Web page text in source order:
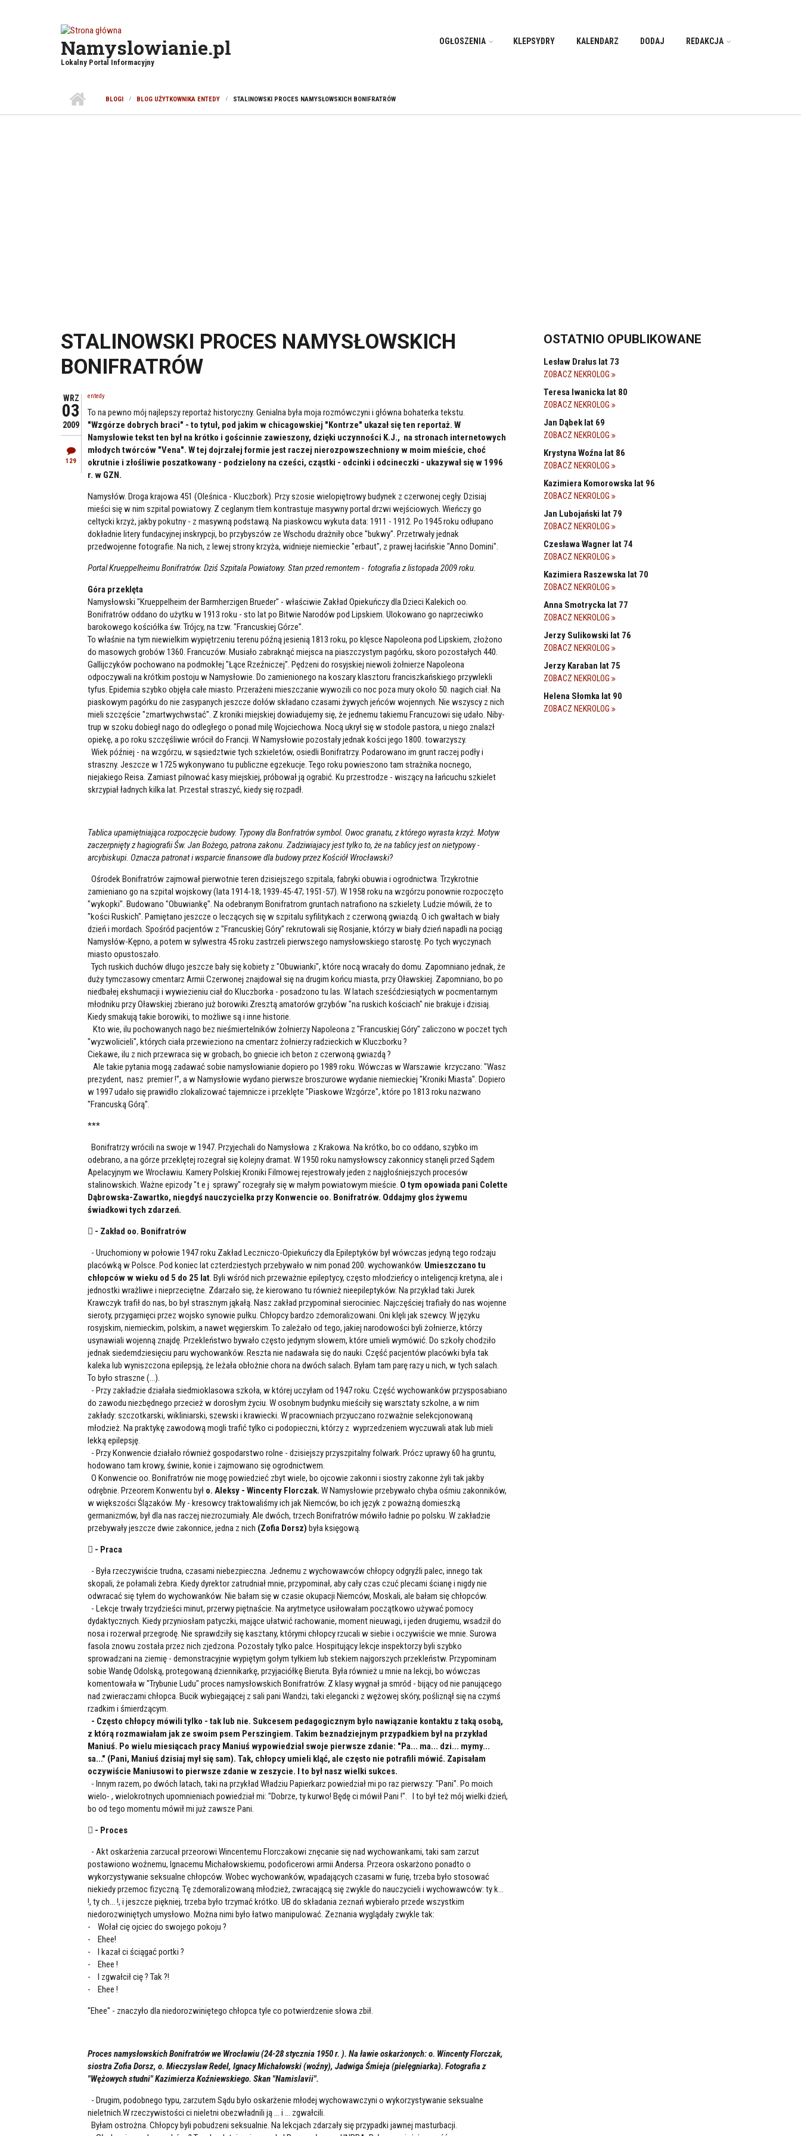
Namyslowianie.pl
Lokalny Portal Informacyjny
OGŁOSZENIA KLEPSYDRY KALENDARZ DODAJ REDAKCJA
BLOGI BLOG UŻYTKOWNIKA ENTEDY STALINOWSKI PROCES NAMYSŁOWSKICH BONIFRATRÓW
STALINOWSKI PROCES NAMYSŁOWSKICH
BONIFRATRÓW
WRZ
03
2009
129
entedy
To na pewno mój najlepszy reportaż historyczny. Genialna była moja rozmówczyni i główna bohaterka tekstu.
"Wzgórze dobrych braci" - to tytuł, pod jakim w chicagowskiej "Kontrze" ukazał się ten reportaż. W
Namysłowie tekst ten był na krótko i gościnnie zawieszony, dzięki uczynności K.J., na stronach internetowych
młodych twórców "Vena". W tej dojrzałej formie jest raczej nierozpowszechniony w moim mieście, choć
okrutnie i złośliwie poszatkowany - podzielony na cześci, cząstki - odcinki i odcineczki - ukazywał się w 1996
r. w GZN.
Namysłów. Droga krajowa 451 (Oleśnica - Kluczbork). Przy szosie wielopiętrowy budynek z czerwonej cegły. Dzisiaj
mieści się w nim szpital powiatowy. Z ceglanym tłem kontrastuje masywny portal drzwi wejściowych. Wieńczy go
celtycki krzyż, jakby pokutny - z masywną podstawą. Na piaskowcu wykuta data: 1911 - 1912. Po 1945 roku odłupano
dokładnie litery fundacyjnej inskrypcji, bo przybyszów ze Wschodu drażniły obce "bukwy". Przetrwały jednak
przedwojenne fotografie. Na nich, z lewej strony krzyża, widnieje niemieckie "erbaut", z prawej łacińskie "Anno Domini".
Portal Krueppelheimu Bonifratrów. Dziś Szpitala Powiatowy. Stan przed remontem - fotografia z listopada 2009 roku.
Góra przeklęta
Namysłowski "Krueppelheim der Barmherzigen Brueder" - właściwie Zakład Opiekuńczy dla Dzieci Kalekich oo.
Bonifratrów oddano do użytku w 1913 roku - sto lat po Bitwie Narodów pod Lipskiem. Ulokowano go naprzeciwko
barokowego kościółka św. Trójcy, na tzw. "Francuskiej Górze".
To właśnie na tym niewielkim wypiętrzeniu terenu późną jesienią 1813 roku, po klęsce Napoleona pod Lipskiem, złożono
do masowych grobów 1360. Francuzów. Musiało zabraknąć miejsca na piaszczystym pagórku, skoro pozostałych 440.
Gallijczyków pochowano na podmokłej "Łące Rzeźniczej". Pędzeni do rosyjskiej niewoli żołnierze Napoleona
odpoczywali na krótkim postoju w Namysłowie. Do zamienionego na koszary klasztoru franciszkańskiego przywlekli
tyfus. Epidemia szybko objęła całe miasto. Przerażeni mieszczanie wywozili co noc poza mury około 50. nagich ciał. Na
piaskowym pagórku do nie zasypanych jeszcze dołów składano czasami żywych jeńców wojennych. Nie wszyscy z nich
mieli szczęście "zmartwychwstać". Z kroniki miejskiej dowiadujemy się, że jednemu takiemu Francuzowi się udało. Niby-
trup w szoku dobiegł nago do odległego o ponad milę Wojciechowa. Nocą ukrył się w stodole pastora, u niego znalazł
opiekę, a po roku szczęśliwie wrócił do Francji. W Namysłowie pozostały jednak kości jego 1800. towarzyszy.
Wiek później - na wzgórzu, w sąsiedztwie tych szkieletów, osiedli Bonifratrzy. Podarowano im grunt raczej podły i
straszny. Jeszcze w 1725 wykonywano tu publiczne egzekucje. Tego roku powieszono tam strażnika nocnego,
niejakiego Reisa. Zamiast pilnować kasy miejskiej, próbował ją ograbić. Ku przestrodze - wiszący na łańcuchu szkielet
skrzypiał ładnych kilka lat. Przestał straszyć, kiedy się rozpadł.
Tablica upamiętniająca rozpoczęcie budowy. Typowy dla Bonfratrów symbol. Owoc granatu, z którego wyrasta krzyż. Motyw
zaczerpnięty z hagiografii Św. Jan Bożego, patrona zakonu. Zadziwiajacy jest tylko to, że na tablicy jest on nietypowy -
arcybiskupi. Oznacza patronat i wsparcie finansowe dla budowy przez Kościół Wrocławski?
Ośrodek Bonifratrów zajmował pierwotnie teren dzisiejszego szpitala, fabryki obuwia i ogrodnictwa. Trzykrotnie
zamieniano go na szpital wojskowy (lata 1914-18; 1939-45-47; 1951-57). W 1958 roku na wzgórzu ponownie rozpoczęto
"wykopki". Budowano "Obuwiankę". Na odebranym Bonifratrom gruntach natrafiono na szkielety. Ludzie mówili, że to
"kości Ruskich". Pamiętano jeszcze o leczących się w szpitalu syfilitykach z czerwoną gwiazdą. O ich gwałtach w biały
dzień i mordach. Spośród pacjentów z "Francuskiej Góry" rekrutowali się Rosjanie, którzy w biały dzień napadli na pociąg
Namysłów-Kępno, a potem w sylwestra 45 roku zastrzeli pierwszego namysłowskiego starostę. Po tych wyczynach
miasto opustoszało.
Tych ruskich duchów długo jeszcze bały się kobiety z "Obuwianki", które nocą wracały do domu. Zapomniano jednak, że
duży tymczasowy cmentarz Armii Czerwonej znajdował się na drugim końcu miasta, przy Oławskiej. Zapomniano, bo po
niedbałej ekshumacji i wywiezieniu ciał do Kluczborka - posadzono tu las. W latach sześćdziesiątych w pocmentarnym
młodniku przy Oławskiej zbierano już borowiki.Zresztą amatorów grzybów "na ruskich kościach" nie brakuje i dzisiaj.
Kiedy smakują takie borowiki, to możliwe są i inne historie.
Kto wie, ilu pochowanych nago bez nieśmiertelników żołnierzy Napoleona z "Francuskiej Góry" zaliczono w poczet tych
"wyzwolicieli", których ciała przewieziono na cmentarz żołnierzy radzieckich w Kluczborku ?
Ciekawe, ilu z nich przewraca się w grobach, bo gniecie ich beton z czerwoną gwiazdą ?
Ale takie pytania mogą zadawać sobie namysłowianie dopiero po 1989 roku. Wówczas w Warszawie krzyczano: "Wasz
prezydent, nasz premier !", a w Namysłowie wydano pierwsze broszurowe wydanie niemieckiej "Kroniki Miasta". Dopiero
w 1997 udało się prawidło zlokalizować tajemnicze i przeklęte "Piaskowe Wzgórze", które po 1813 roku nazwano
"Francuską Górą".
***
Bonifratrzy wrócili na swoje w 1947. Przyjechali do Namysłowa z Krakowa. Na krótko, bo co oddano, szybko im
odebrano, a na górze przeklętej rozegrał się kolejny dramat. W 1950 roku namysłowscy zakonnicy stanęli przed Sądem
Apelacyjnym we Wrocławiu. Kamery Polskiej Kroniki Filmowej rejestrowały jeden z najgłośniejszych procesów
stalinowskich. Ważne epizody "t e j sprawy" rozegrały się w małym powiatowym mieście. O tym opowiada pani Colette
Dąbrowska-Zawartko, niegdyś nauczycielka przy Konwencie oo. Bonifratrów. Oddajmy głos żywemu
świadkowi tych zdarzeń.
 - Zakład oo. Bonifratrów
- Uruchomiony w połowie 1947 roku Zakład Leczniczo-Opiekuńczy dla Epileptyków był wówczas jedyną tego rodzaju
placówką w Polsce. Pod koniec lat czterdziestych przebywało w nim ponad 200. wychowanków. Umieszczano tu
chłopców w wieku od 5 do 25 lat . Byli wśród nich przeważnie epileptycy, często młodzieńcy o inteligencji kretyna, ale i
jednostki wrażliwe i nieprzeciętne. Zdarzało się, że kierowano tu również nieepileptyków. Na przykład taki Jurek
Krawczyk trafił do nas, bo był strasznym jąkałą. Nasz zakład przypominał sierociniec. Najczęściej trafiały do nas wojenne
sieroty, przygarnięci przez wojsko synowie pułku. Chłopcy bardzo zdemoralizowani. Oni klęli jak szewcy. W języku
rosyjskim, niemieckim, polskim, a nawet węgierskim. To zależało od tego, jakiej narodowości byli żołnierze, którzy
usynawiali wojenną znajdę. Przekleństwo bywało często jedynym słowem, które umieli wymówić. Do szkoły chodziło
jednak siedemdziesięciu paru wychowanków. Reszta nie nadawała się do nauki. Część pacjentów placówki była tak
kaleka lub wyniszczona epilepsją, że leżała obłożnie chora na dwóch salach. Byłam tam parę razy u nich, w tych salach.
To było straszne (...).
- Przy zakładzie działała siedmioklasowa szkoła, w której uczyłam od 1947 roku. Część wychowanków przysposabiano
do zawodu niezbędnego przecież w dorosłym życiu. W osobnym budynku mieściły się warsztaty szkolne, a w nim
zakłady: szczotkarski, wikliniarski, szewski i krawiecki. W pracowniach przyuczano rozważnie selekcjonowaną
młodzież. Na praktykę zawodową mogli trafić tylko ci podopieczni, którzy z wyprzedzeniem wyczuwali atak lub mieli
lekką epilepsję.
- Przy Konwencie działało również gospodarstwo rolne - dzisiejszy przyszpitalny folwark. Prócz uprawy 60 ha gruntu,
hodowano tam krowy, świnie, konie i zajmowano się ogrodnictwem.
O Konwencie oo. Bonifratrów nie mogę powiedzieć zbyt wiele, bo ojcowie zakonni i siostry zakonne żyli tak jakby
odrębnie. Przeorem Konwentu był o. Aleksy - Wincenty Florczak. W Namysłowie przebywało chyba ośmiu zakonników,
w większości Ślązaków. My - kresowcy traktowaliśmy ich jak Niemców, bo ich język z poważną domieszką
germanizmów, był dla nas raczej niezrozumiały. Ale dwóch, trzech Bonifratrów mówiło ładnie po polsku. W zakładzie
przebywały jeszcze dwie zakonnice, jedna z nich (Zofia Dorsz) była księgową.
 - Praca
- Była rzeczywiście trudna, czasami niebezpieczna. Jednemu z wychowawców chłopcy odgryźli palec, innego tak
skopali, że połamali żebra. Kiedy dyrektor zatrudniał mnie, przypominał, aby cały czas czuć plecami ścianę i nigdy nie
odwracać się tyłem do wychowanków. Nie bałam się w czasie okupacji Niemców, Moskali, ale bałam się chłopców.
- Lekcje trwały trzydzieści minut, przerwy piętnaście. Na arytmetyce usiłowałam początkowo używać pomocy
dydaktycznych. Kiedy przyniosłam patyczki, mające ułatwić rachowanie, moment nieuwagi, i jeden drugiemu, wsadził do
nosa i rozerwał przegrodę. Nie sprawdziły się kasztany, którymi chłopcy rzucali w siebie i oczywiście we mnie. Surowa
fasola znowu została przez nich zjedzona. Pozostały tylko palce. Hospitujący lekcje inspektorzy byli szybko
sprowadzani na ziemię - demonstracyjnie wypiętym gołym tyłkiem lub stekiem najgorszych przekleństw. Przypominam
sobie Wandę Odolską, protegowaną dziennikarkę, przyjaciółkę Bieruta. Była również u mnie na lekcji, bo wówczas
komentowała w "Trybunie Ludu" proces namysłowskich Bonifratrów. Z klasy wygnał ja smród - bijący od nie panującego
nad zwieraczami chłopca. Bucik wybiegającej z sali pani Wandzi, taki elegancki z wężowej skóry, pośliznął się na czymś
rzadkim i śmierdzącym.
- Często chłopcy mówili tylko - tak lub nie. Sukcesem pedagogicznym było nawiązanie kontaktu z taką osobą,
z którą rozmawiałam jak ze swoim psem Perszingiem. Takim beznadziejnym przypadkiem był na przykład
Maniuś. Po wielu miesiącach pracy Maniuś wypowiedział swoje pierwsze zdanie: "Pa... ma... dzi... mymy...
sa..." (Pani, Maniuś dzisiaj mył się sam). Tak, chłopcy umieli kląć, ale często nie potrafili mówić. Zapisałam
oczywiście Maniusowi to pierwsze zdanie w zeszycie. I to był nasz wielki sukces.
- Innym razem, po dwóch latach, taki na przykład Władziu Papierkarz powiedział mi po raz pierwszy: "Pani". Po moich
wielo- , wielokrotnych upomnieniach powiedział mi: "Dobrze, ty kurwo! Będę ci mówił Pani !". I to był też mój wielki dzień,
bo od tego momentu mówił mi już zawsze Pani.
 - Proces
- Akt oskarżenia zarzucał przeorowi Wincentemu Florczakowi znęcanie się nad wychowankami, taki sam zarzut
postawiono woźnemu, Ignacemu Michałowskiemu, podoficerowi armii Andersa. Przeora oskarżono ponadto o
wykorzystywanie seksualne chłopców. Wobec wychowanków, wpadających czasami w furię, trzeba było stosować
niekiedy przemoc fizyczną. Tę zdemoralizowaną młodzież, zwracającą się zwykle do nauczycieli i wychowawców: ty k...
!, ty ch... !, i jeszcze piękniej, trzeba było trzymać krótko. UB do składania zeznań wybierało przede wszystkim
niedorozwiniętych umysłowo. Można nimi było łatwo manipulować. Zeznania wyglądały zwykle tak:
- Wołał cię ojciec do swojego pokoju ?
- Ehee!
- I kazał ci ściągać portki ?
- Ehee !
- I zgwałcił cię ? Tak ?!
- Ehee !
"Ehee" - znaczyło dla niedorozwiniętego chłopca tyle co potwierdzenie słowa zbił.
Proces namysłowskich Bonifratrów we Wrocławiu (24-28 stycznia 1950 r. ). Na ławie oskarżonych: o. Wincenty Florczak,
siostra Zofia Dorsz, o. Mieczysław Redel, Ignacy Michałowski (woźny), Jadwiga Śmieja (pielęgniarka). Fotografia z
"Wężowych studni" Kazimierza Koźniewskiego. Skan "Namislavii".
- Drugim, podobnego typu, zarzutem Sądu było oskarżenie młodej wychowawczyni o wykorzystywanie seksualne
nieletnich.W rzeczywistości ci nieletni obezwładnili ją ... i ... zgwałcili.
Byłam ostrożna. Chłopcy byli pobudzeni seksualnie. Na lekcjach zdarzały się przypadki jawnej masturbacji.
OSTATNIO OPUBLIKOWANE
Lesław Drałus lat 73
ZOBACZ NEKROLOG
Teresa Iwanicka lat 80
ZOBACZ NEKROLOG
Jan Dąbek lat 69
ZOBACZ NEKROLOG
Krystyna Woźna lat 86
ZOBACZ NEKROLOG
Kazimiera Komorowska lat 96
ZOBACZ NEKROLOG
Jan Lubojański lat 79
ZOBACZ NEKROLOG
Czesława Wagner lat 74
ZOBACZ NEKROLOG
Kazimiera Raszewska lat 70
ZOBACZ NEKROLOG
Anna Smotrycka lat 77
ZOBACZ NEKROLOG
Jerzy Sulikowski lat 76
ZOBACZ NEKROLOG
Jerzy Karaban lat 75
ZOBACZ NEKROLOG
Helena Słomka lat 90
ZOBACZ NEKROLOG